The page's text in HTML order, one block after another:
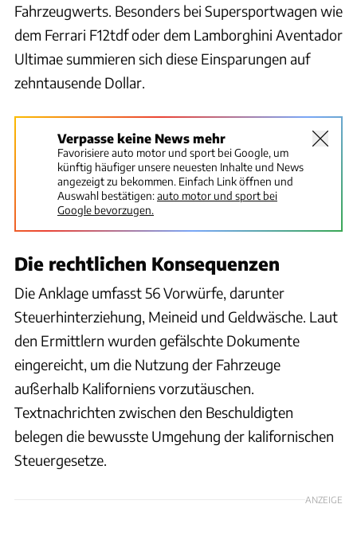
Fahrzeugwerts. Besonders bei Supersportwagen wie
dem Ferrari F12tdf oder dem Lamborghini Aventador
Ultimae summieren sich diese Einsparungen auf
zehntausende Dollar.
Verpasse keine News mehr
Favorisiere auto motor und sport bei Google, um
künftig häufiger unsere neuesten Inhalte und News
angezeigt zu bekommen. Einfach Link öffnen und
Auswahl bestätigen:auto motor und sport bei
Google bevorzugen.
Die rechtlichen Konsequenzen
Die Anklage umfasst 56 Vorwürfe, darunter
Steuerhinterziehung, Meineid und Geldwäsche. Laut
den Ermittlern wurden gefälschte Dokumente
eingereicht, um die Nutzung der Fahrzeuge
außerhalb Kaliforniens vorzutäuschen.
Textnachrichten zwischen den Beschuldigten
belegen die bewusste Umgehung der kalifornischen
Steuergesetze.
ANZEIGE